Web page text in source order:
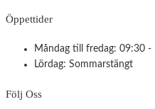
Öppettider
Måndag till fredag: 09:30 -
Lördag: Sommarstängt
Följ Oss